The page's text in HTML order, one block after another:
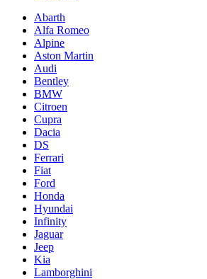
Abarth
Alfa Romeo
Alpine
Aston Martin
Audi
Bentley
BMW
Citroen
Cupra
Dacia
DS
Ferrari
Fiat
Ford
Honda
Hyundai
Infinity
Jaguar
Jeep
Kia
Lamborghini